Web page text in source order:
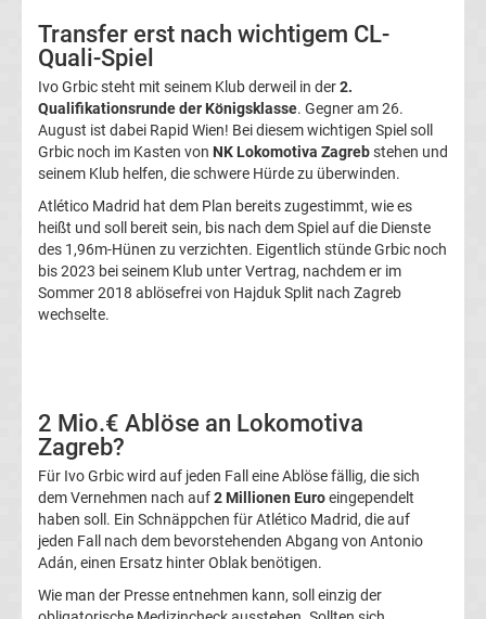
3.
Liga
Tabelle
DFB-
League
Tabelle
Champions
League
Transfer erst nach wichtigem CL-
Quali-Spiel
Ivo Grbic steht mit seinem Klub derweil in der2.
Qualifikationsrunde der Königsklasse. Gegner am 26.
August ist dabei Rapid Wien! Bei diesem wichtigen Spiel soll
Grbic noch im Kasten von NK Lokomotiva Zagrebstehen und
seinem Klub helfen, die schwere Hürde zu überwinden.
Atlético Madrid hat dem Plan bereits zugestimmt, wie es
heißt und soll bereit sein, bis nach dem Spiel auf die Dienste
des 1,96m-Hünen zu verzichten. Eigentlich stünde Grbic noch
bis 2023 bei seinem Klub unter Vertrag, nachdem er im
Sommer 2018 ablösefrei von Hajduk Split nach Zagreb
wechselte.
2 Mio.€ Ablöse an Lokomotiva
Zagreb?
Für Ivo Grbic wird auf jeden Fall eine Ablöse fällig, die sich
dem Vernehmen nach auf2 Millionen Euroeingependelt
haben soll. Ein Schnäppchen für Atlético Madrid, die auf
jeden Fall nach dem bevorstehenden Abgang von Antonio
Adán, einen Ersatz hinter Oblak benötigen.
Wie man der Presse entnehmen kann, soll einzig der